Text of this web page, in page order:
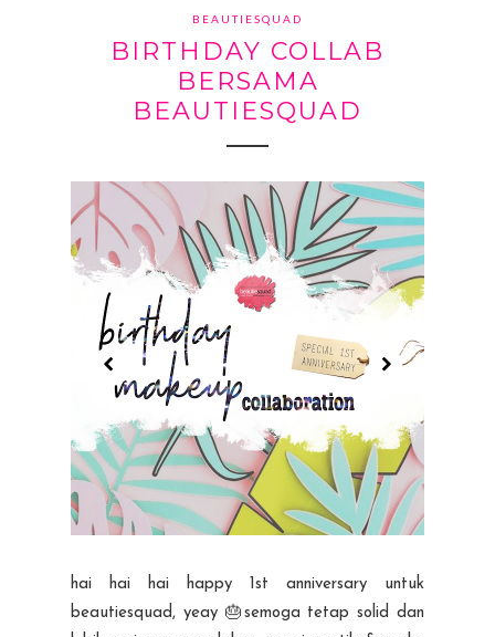
BEAUTIESQUAD
BIRTHDAY COLLAB
BERSAMA
BEAUTIESQUAD
hai hai hai happy 1st anniversary untuk
beautiesquad, yeay 🎂semoga tetap solid dan